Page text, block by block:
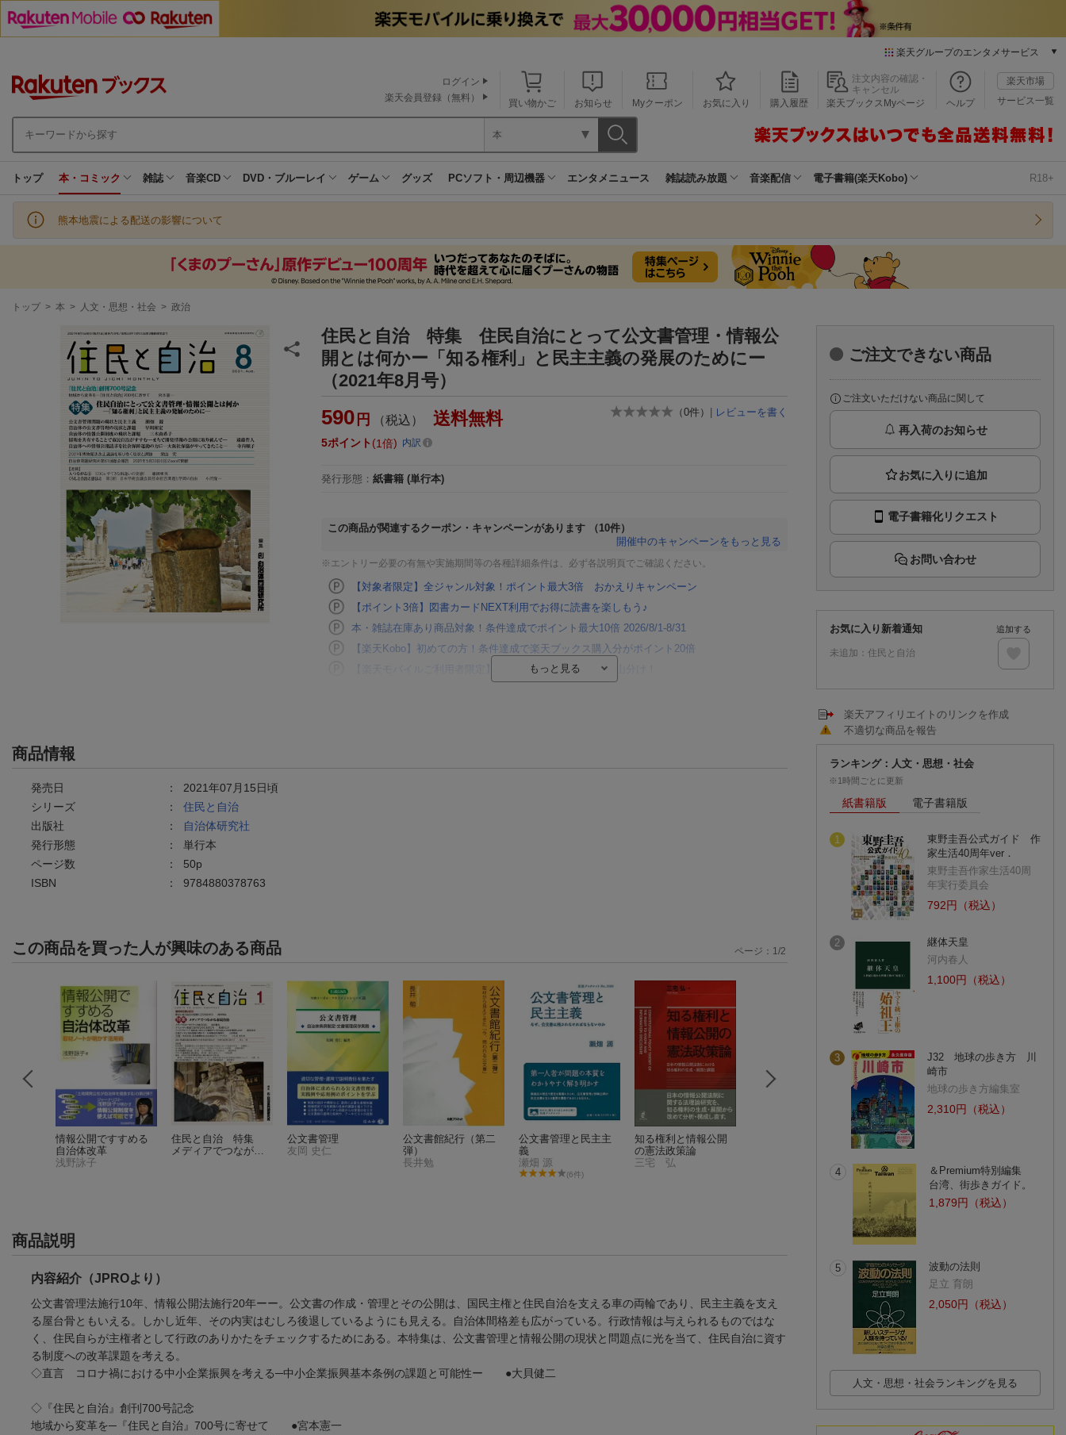
楽天グループのエンタメサービス
本/ゲーム/CD/DVD
楽天ブックス
楽天Kobo
楽天チケット
エンタメニュース
推し楽
買い物かご お知らせ Myクーポン お気に入り 購入履歴
注文内容の確認・
キャンセル
楽天ブックスMyページ
ヘルプ
楽天市場
サービス一覧
ログイン
楽天会員登録（無料）
本
トップ 本・コミック 雑誌 音楽CD DVD・ブルーレイ ゲーム グッズ PCソフト・周辺機器 エンタメニュース 雑誌読み放題 音楽配信 電子書籍(楽天Kobo) R18+
熊本地震による配送の影響について
現
トップ > 本 > 人文・思想・社会 > 政治
住民と自治 特集 住民自治にとって公文書管理・情報公
開とは何かー「知る権利」と民主主義の発展のためにー
（2021年8月号）
（0件） | レビューを書く
590 円 （税込） 送料無料
5ポイント 1倍 内訳
発行形態 ： 紙書籍 (単行本)
この商品が関連するクーポン・キャンペーンがあります
（10件）
開催中のキャンペーンをもっと見る
※エントリー必要の有無や実施期間等の各種詳細条件は、必ず各説明頁でご確認ください。
【対象者限定】全ジャンル対象！ポイント最大3倍 おかえりキャンペーン
【ポイント3倍】図書カードNEXT利用でお得に読書を楽しもう♪
本・雑誌在庫あり商品対象！条件達成でポイント最大10倍 2026/8/1-8/31
【楽天Kobo】初めての方！条件達成で楽天ブックス購入分がポイント20倍
【楽天モバイルご利用者限定】条件達成で100万ポイント山分け！
商品情報
発売日 ： 2021年07月15日頃
シリーズ
： 住民と自治
出版社
：
自治体研究社
発行形態
： 単行本
ページ数
： 50p
ISBN
： 9784880378763
この商品を買った人が興味のある商品
情報公開ですすめる
自治体改革
浅野詠子
住民と自治 特集
メディアでつながる
公文書管理
友岡 史仁
公文書館紀行（第二
弾）
長井勉
公文書管理と民主主
義
瀬畑 源
(6件)
知る権利と情報公開
の憲法政策論
三宅 弘
新・個人情報保護法
の逐条解説
宇賀 克也
(1件)
ページ： 1/2
商品説明
内容紹介（JPROより）
公文書管理法施行10年、情報公開法施行20年ーー。公文書の作成・管理とその公開は、国民主権と住民自治を支える車の両輪であり、民主主義を支え
る屋台骨ともいえる。しかし近年、その内実はむしろ後退しているようにも見える。自治体間格差も広がっている。行政情報は与えられるものではな
く、住民自らが主権者として行政のありかたをチェックするためにある。本特集は、公文書管理と情報公開の現状と問題点に光を当て、住民自治に資す
る制度への改革課題を考える。
◇直言 コロナ禍における中小企業振興を考える─中小企業振興基本条例の課題と可能性ー ●大貝健二
◇『住民と自治』創刊700号記念
地域から変革を─『住民と自治』700号に寄せて ●宮本憲一
ご注文できない商品
ご注文いただけない商品に関して
再入荷のお知らせ
電子書籍化リクエスト
お問い合わせ
お気に入り新着通知
未追加： 住民と自治
追加する
楽天アフィリエイトのリンクを作成
不適切な商品を報告
ランキング：人文・思想・社会
※1時間ごとに更新
紙書籍版 電子書籍版
1
東野圭吾公式ガイド 作
家生活40周年ver．
東野圭吾作家生活40周
年実行委員会
792円（税込）
2
継体天皇
河内春人
1,100円（税込）
3
J32 地球の歩き方 川
崎市
地球の歩き方編集室
2,310円（税込）
4
＆Premium特別編集
台湾、街歩きガイド。
1,879円（税込）
5
波動の法則
足立 育朗
2,050円（税込）
人文・思想・社会ランキングを見る